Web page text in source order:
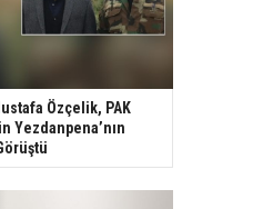
Özçelik, PAK
Yezdanpena’nın